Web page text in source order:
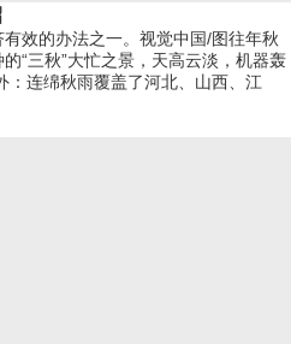
效的办法之一。视觉中国/图往年秋
“三秋”大忙之景，天高云淡，机器轰
连绵秋雨覆盖了河北、山西、江